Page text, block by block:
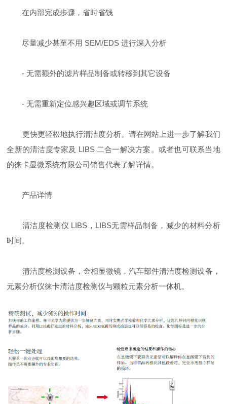
在内部完成步骤，省时省钱
尽量减少甚至不用 SEM/EDS 进行深入分析
- 无需额外的滤片样品制备或转移到其它设备
- 无需重新定位感兴趣区域或调节系统
更快更轻松地执行清洁度分析。请在网站上进一步了解我们
全新的清洁度专家及 LIBS 二合一解决方案。或者也可联系当地
的徕卡显微系统有限公司销售代表了解详情。
产品详情
清洁度检测仪 LIBS，LIBS无需样品制备，减少的材料分析
时间。
清洁度检测设备，金相显微镜，汽车部件清洁度检测设备，
元素分析仪徕卡清洁度检测仪与颗粒元素分析一体机。